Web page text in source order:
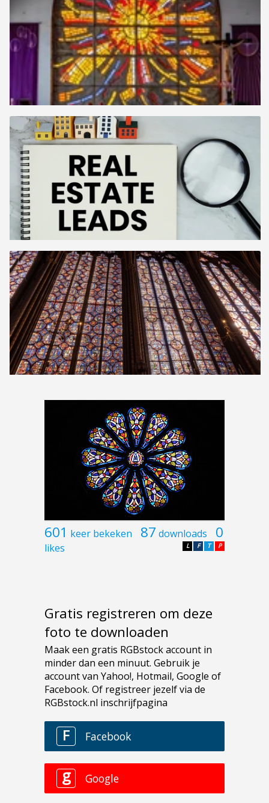
601 keer bekeken 87 downloads 0
likes P
T
F
L
Gratis registreren om deze
foto te downloaden